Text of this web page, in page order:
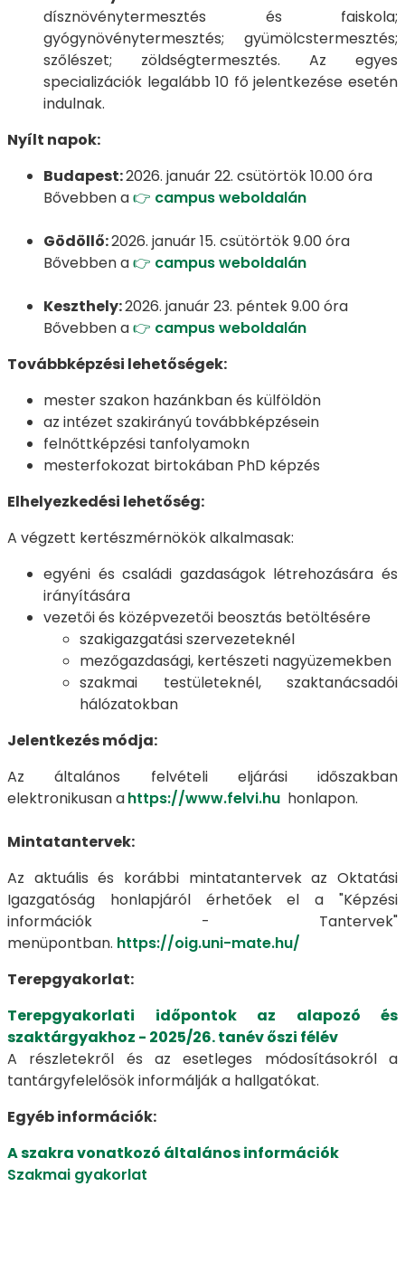
dísznövénytermesztés és faiskola;
gyógynövénytermesztés; gyümölcstermesztés;
szőlészet; zöldségtermesztés. Az egyes
specializációk legalább 10 fő jelentkezése esetén
indulnak.
Nyílt napok:
Budapest:2026. január 22. csütörtök 10.00 óra
Bővebben a👉 campus weboldalán
Gödöllő:2026. január 15. csütörtök 9.00 óra
Bővebben a👉 campus weboldalán
Keszthely:2026. január 23. péntek 9.00 óra
Bővebben a👉 campus weboldalán
Továbbképzési lehetőségek:
mester szakon hazánkban és külföldön
az intézet szakirányú továbbképzésein
felnőttképzési tanfolyamokn
mesterfokozat birtokában PhD képzés
Elhelyezkedési lehetőség:
A végzett kertészmérnökök alkalmasak:
egyéni és családi gazdaságok létrehozására és
irányítására
vezetői és középvezetői beosztás betöltésére
szakigazgatási szervezeteknél
mezőgazdasági, kertészeti nagyüzemekben
szakmai testületeknél, szaktanácsadói
hálózatokban
Jelentkezés módja:
Az általános felvételi eljárási időszakban
elektronikusan ahttps://www.felvi.hu honlapon.
Mintatantervek:
Az aktuális és korábbi mintatantervek az Oktatási
Igazgatóság honlapjáról érhetőek el a "Képzési
információk - Tantervek"
menüpontban. https://oig.uni-mate.hu/
Terepgyakorlat:
Terepgyakorlati időpontok az alapozó és
szaktárgyakhoz - 2025/26. tanév őszi félév
A részletekről és az esetleges módosításokról a
tantárgyfelelősök informálják a hallgatókat.
Egyéb információk:
A szakra vonatkozó általános információk
Szakmai gyakorlat